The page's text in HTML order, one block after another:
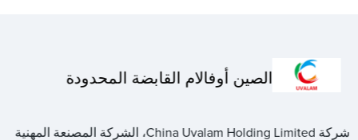
الصين أوفالام القابضة المحدودة
شركة China Uvalam Holding Limited، الشركة المصنعة المهنية